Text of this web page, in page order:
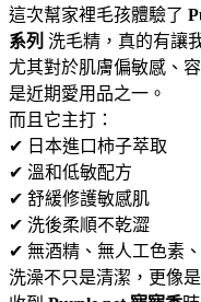
這次幫家裡毛孩體驗了
系列 洗毛精，真的有讓
尤其對於肌膚偏敏感、
是近期愛用品之一。
而且它主打：
✔ 日本進口柿子萃取
✔ 溫和低敏配方
✔ 舒緩修護敏感肌
✔ 洗後柔順不乾澀
✔ 無酒精、無人工色素
洗澡不只是清潔，更像